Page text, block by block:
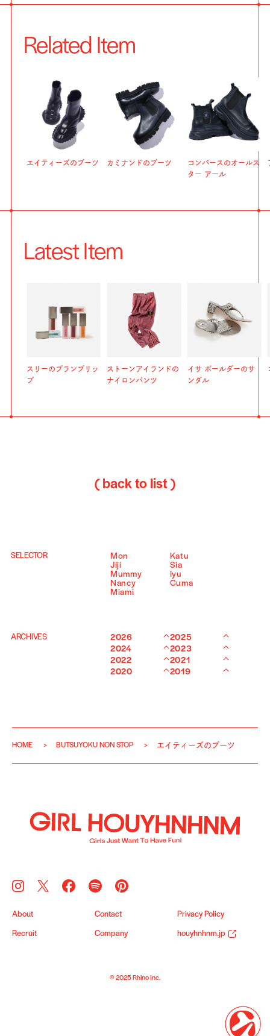
Related Item
エイティーズのブーツ カミナンドのブーツ
コンバースのオールス
ター アール
Latest Item
スリーのプランプリッ
プ
ストーンアイランドの
ナイロンパンツ
イサ ボールダーのサ
ンダル
( back to list )
SELECTOR Mon
Katu
Jiji
Sia
Mummy
Iyu
Nancy
Cuma
Miami
ARCHIVES 2026
2025
2024
2023
2022
2021
2020
2019
HOME BUTSUYOKU NON STOP エイティーズのブーツ
About Contact Privacy Policy
Recruit Company houyhnhnm.jp
© 2025 Rhino Inc.